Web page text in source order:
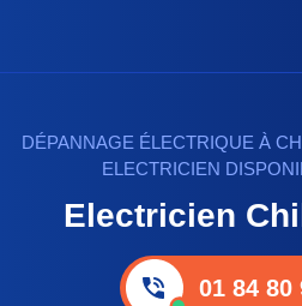
DÉPANNAGE ÉLECTRIQUE À
ELECTRICIEN
Electricien
01 84 80